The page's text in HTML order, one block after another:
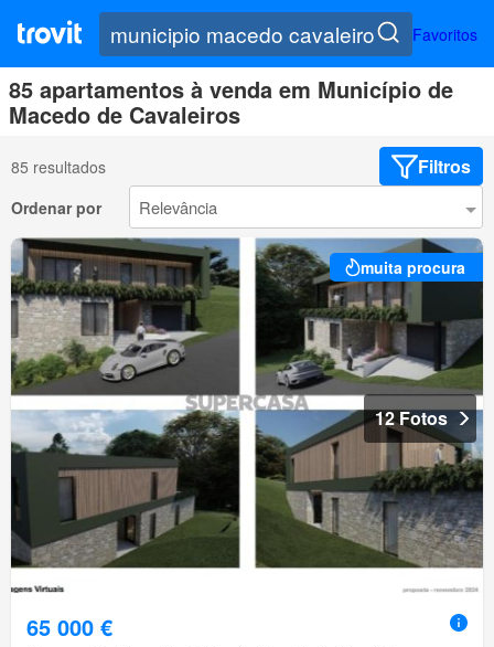
Favoritos
85 apartamentos à venda em Município de
Macedo de Cavaleiros
85 resultados Filtros
Ordenar por
muita procura
12 Fotos
65 000 €